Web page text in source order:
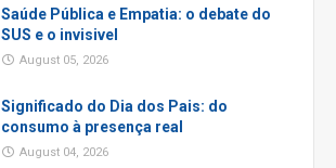
Saúde Pública e Empatia: o debate do
SUS e o invisivel
August 05, 2026
Significado do Dia dos Pais: do
consumo à presença real
August 04, 2026